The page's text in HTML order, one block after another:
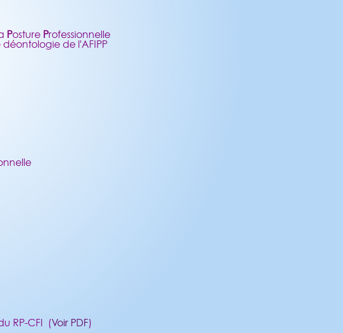
Posture Professionnelle
de l'AFIPP
RP-CFI (Voir PDF)